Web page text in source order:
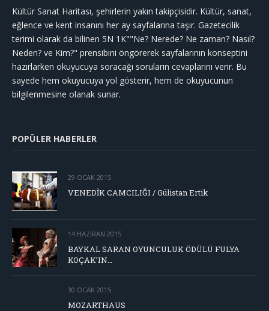
Kültür Sanat Haritası, şehirlerin yakın takipçisidir. Kültür, sanat,
eğlence ve kent insanını her ay sayfalarına taşır. Gazetecilik
terimi olarak da bilinen 5N 1K""Ne? Nerede? Ne zaman? Nasıl?
Neden? ve Kim?" prensibini öngörerek sayfalarının konseptini
hazırlarken okuyucuya soracağı soruların cevaplarını verir. Bu
sayede hem okuyucuya yol gösterir, hem de okuyucunun
bilgilenmesine olanak sunar.
POPÜLER HABERLER
29 OCAK 2015
VENEDİK CAMCILIĞI / Gülistan Ertik
14 HAZIRAN 2015
BAYKAL SARAN OYUNCULUK ÖDÜLÜ FULYA
KOÇAK’IN…
30 OCAK 2015
MOZARTHAUS